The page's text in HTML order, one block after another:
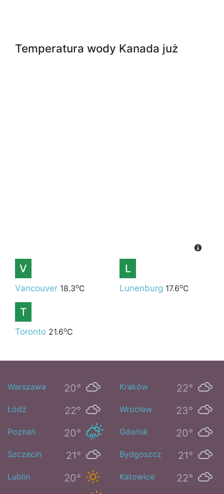
Temperatura wody Kanada już
V
Vancouver 18.3oC
L
Lunenburg 17.6oC
T
Toronto 21.6oC
Warszawa 20° Kraków 22°
Łódź 22° Wrocław 23°
Poznań 20° Gdańsk 20°
Szczecin 21° Bydgoszcz 21°
Lublin 20° Katowice 22°